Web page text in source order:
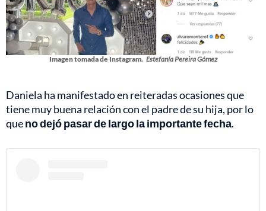
Imagen tomada de Instagram. Estefanía Pereira Gómez
Daniela ha manifestado en reiteradas ocasiones que
tiene muy buena relación con el padre de su hija, por lo
queno dejó pasar de largo la importante fecha.